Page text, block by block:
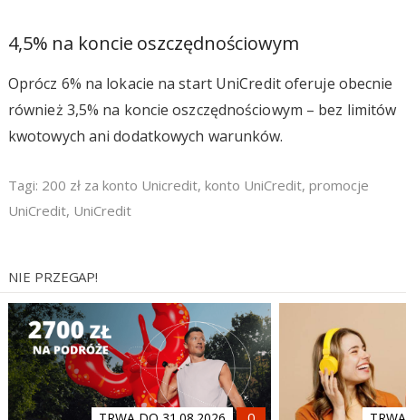
4,5% na koncie oszczędnościowym
Oprócz 6% na lokacie na start UniCredit oferuje obecnie
również 3,5% na koncie oszczędnościowym – bez limitów
kwotowych ani dodatkowych warunków.
Tagi: 200 zł za konto Unicredit, konto UniCredit, promocje
UniCredit, UniCredit
NIE PRZEGAP!